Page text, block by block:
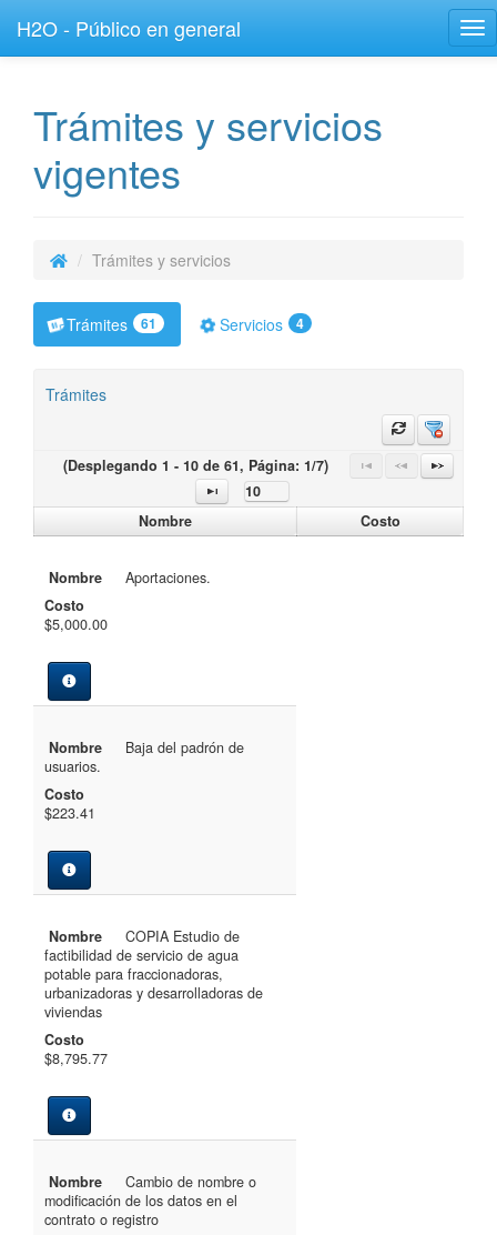
H2O - Público en general
Trámites y servicios
vigentes
Trámites y servicios
61
Trámites 4
Servicios
Trámites
(Desplegando 1 - 10 de 61, Página: 1/7)
Nombre Costo
Nombre
Aportaciones.
Costo
$5,000.00
Nombre
Baja del padrón de
usuarios.
Costo
$223.41
Nombre
COPIA Estudio de
factibilidad de servicio de agua
potable para fraccionadoras,
urbanizadoras y desarrolladoras de
viviendas
Costo
$8,795.77
Nombre
Cambio de nombre o
modificación de los datos en el
contrato o registro